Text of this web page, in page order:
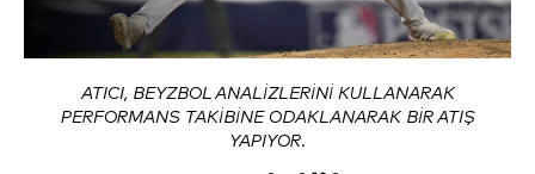
ATICI, BEYZBOL ANALIZLERINI KULLANARAK
PERFORMANS TAKIBINE ODAKLANARAK BIR ATIŞ
YAPIYOR.